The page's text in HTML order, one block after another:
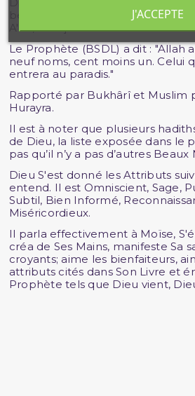
beaux Noms. Utilisez-les pour
A'râf, v.180]
Le Prophète (BSDL) a dit : "Allah
neuf noms, cent moins un. Celui
entrera au paradis."
Rapporté par Bukhârî et Muslim
Hurayra.
Il est à noter que plusieurs
de Dieu, la liste exposée dans le
pas qu’il n’y a pas d’autres
Dieu S'est donné les Attributs
entend. Il est Omniscient, Sage,
Subtil, Bien Informé,
Miséricordieux.
Il parla effectivement à Moïse,
créa de Ses Mains, manifeste Sa
croyants; aime les bienfaiteurs,
attributs cités dans Son Livre et
Prophète tels que Dieu vient,
J'ACCEPTE